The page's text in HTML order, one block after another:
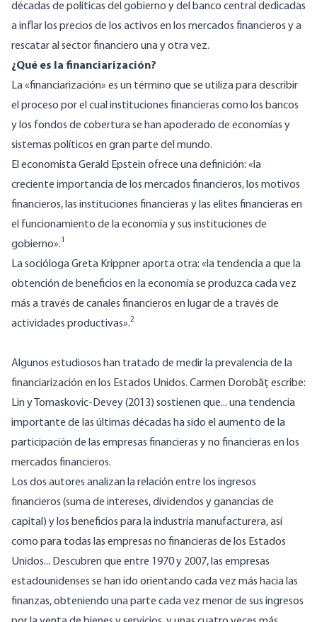
décadas de políticas del gobierno y del banco central dedicadas
a inflar los precios de los activos en los mercados financieros y a
rescatar al sector financiero una y otra vez.
¿Qué es la financiarización?
La «financiarización» es un término que se utiliza para describir
el proceso por el cual instituciones financieras como los bancos
y los fondos de cobertura se han apoderado de economías y
sistemas políticos en gran parte del mundo.
El economista Gerald Epstein ofrece una definición: «la
creciente importancia de los mercados financieros, los motivos
financieros, las instituciones financieras y las elites financieras en
el funcionamiento de la economía y sus instituciones de
gobierno».1
La socióloga Greta Krippner aporta otra: «la tendencia a que la
obtención de beneficios en la economía se produzca cada vez
más a través de canales financieros en lugar de a través de
actividades productivas».2
Algunos estudiosos han tratado de medir la prevalencia de la
financiarización en los Estados Unidos. Carmen Dorobăț escribe:
Lin y Tomaskovic-Devey (2013) sostienen que... una tendencia
importante de las últimas décadas ha sido el aumento de la
participación de las empresas financieras y no financieras en los
mercados financieros.
Los dos autores analizan la relación entre los ingresos
financieros (suma de intereses, dividendos y ganancias de
capital) y los beneficios para la industria manufacturera, así
como para todas las empresas no financieras de los Estados
Unidos... Descubren que entre 1970 y 2007, las empresas
estadounidenses se han ido orientando cada vez más hacia las
finanzas, obteniendo una parte cada vez menor de sus ingresos